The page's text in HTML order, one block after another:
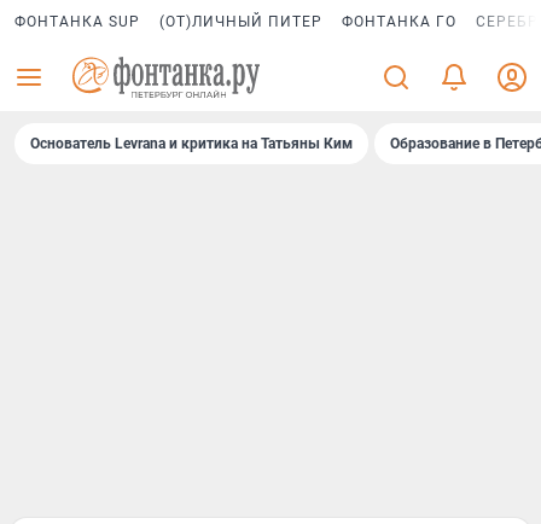
ФОНТАНКА SUP (ОТ)ЛИЧНЫЙ ПИТЕР ФОНТАНКА ГО
Основатель Levrana и критика на Татьяны Ким Образование в